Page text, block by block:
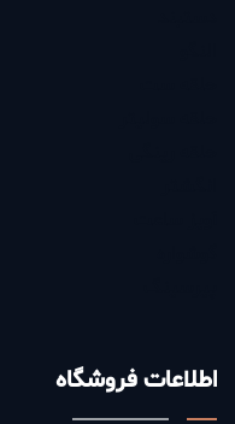
اطلاعات فروشگاه